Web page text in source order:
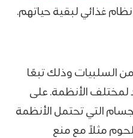
نظام غذائي لبقية حياتهم.
السلبيات وذلك تبعًا
لمختلف الأنظمة. على
التي تحتمل الأنظمة
مثلاً مع منع